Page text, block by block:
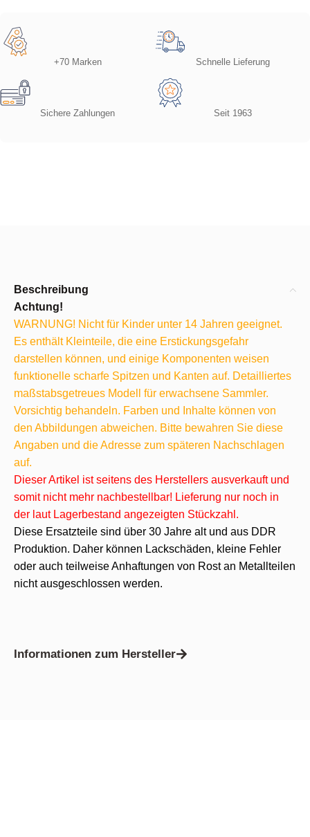
+70 Marken Schnelle Lieferung
Sichere Zahlungen Seit 1963
Beschreibung
Achtung!
WARNUNG! Nicht für Kinder unter 14 Jahren geeignet.
Es enthält Kleinteile, die eine Erstickungsgefahr
darstellen können, und einige Komponenten weisen
funktionelle scharfe Spitzen und Kanten auf. Detailliertes
maßstabsgetreues Modell für erwachsene Sammler.
Vorsichtig behandeln. Farben und Inhalte können von
den Abbildungen abweichen. Bitte bewahren Sie diese
Angaben und die Adresse zum späteren Nachschlagen
auf.
Dieser Artikel ist seitens des Herstellers ausverkauft und
somit nicht mehr nachbestellbar! Lieferung nur noch in
der laut Lagerbestand angezeigten Stückzahl.
Diese Ersatzteile sind über 30 Jahre alt und aus DDR
Produktion. Daher können Lackschäden, kleine Fehler
oder auch teilweise Anhaftungen von Rost an Metallteilen
nicht ausgeschlossen werden.
Informationen zum Hersteller